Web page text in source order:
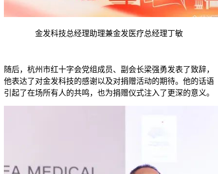
金发科技总经理助理兼金发医疗总经理丁敏
随后，杭州市红十字会党组成员、副会长梁强勇发表了致辞，
他表达了对金发科技的感谢以及对捐赠活动的期待。他的话语
引起了在场所有人的共鸣，也为捐赠仪式注入了更深的意义。